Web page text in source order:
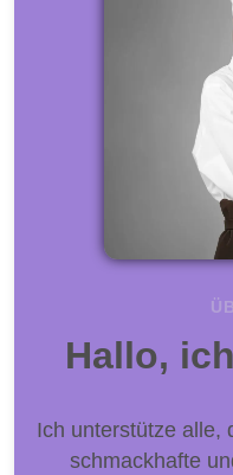
Hallo,
Ich unterstütze alle,
schmackhafte